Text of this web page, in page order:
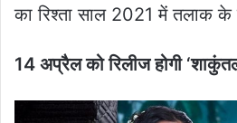
का रिश्ता साल 2021 में तलाक के
14 अप्रैल को रिलीज होगी